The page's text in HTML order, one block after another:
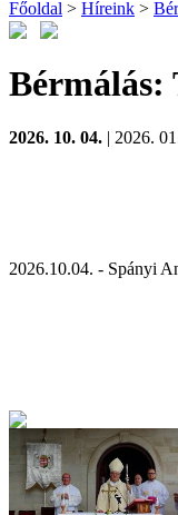
Főoldal > Híreink >
2026. 10. 04. | 2026.
2026.10.04. - Spányi